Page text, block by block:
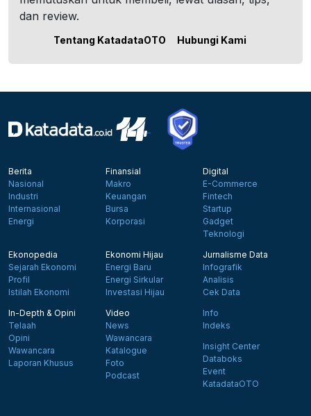
dan review.
Tentang KatadataOTO Hubungi Kami
Berita
Nasional
Industri
Internasional
Energi
Finansial
Makro
Keuangan
Bursa
Korporasi
Digital
E-Commerce
Fintech
Startup
Gadget
Teknologi
Ekonopedia
Sejarah Ekonomi
Profil
Istilah Ekonomi
Ekonomi Hijau
Energi Baru
Energi Sirkular
Investasi Hijau
Jurnalisme Data
Infografik
Analisis
Cek Data
In-Depth & Opini
Telaah
Opini
Wawancara
Laporan Khusus
Video
News
Wawancara
Katalogue
Foto
Podcast
Info
Indeks
Insight Center
Databoks
Event
KatadataOTO